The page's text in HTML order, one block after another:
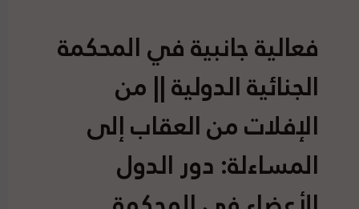
فعالية جانبية في المحكمة
الجنائية الدولية || من
الإفلات من العقاب إلى
المساءلة: دور الدول